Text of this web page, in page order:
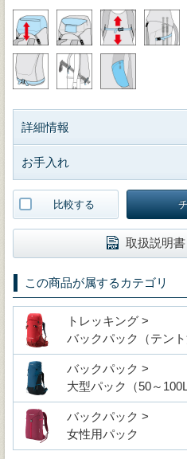
詳細情報
お手入れ
比較する
取扱説明書
この商品が属するカテゴリ
トレッキング >
バックパック（テント
バックパック >
大型パック（50～100L
バックパック >
女性用パック